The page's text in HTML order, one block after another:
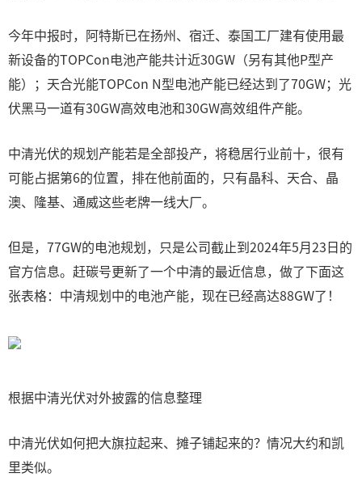
今年中报时，阿特斯已在扬州、宿迁、泰国工厂建有使用最
新设备的TOPCon电池产能共计近30GW（另有其他P型产
能）；天合光能TOPCon N型电池产能已经达到了70GW；光
伏黑马一道有30GW高效电池和30GW高效组件产能。
中清光伏的规划产能若是全部投产，将稳居行业前十，很有
可能占据第6的位置，排在他前面的，只有晶科、天合、晶
澳、隆基、通威这些老牌一线大厂。
但是，77GW的电池规划，只是公司截止到2024年5月23日的
官方信息。赶碳号更新了一个中清的最近信息，做了下面这
张表格：中清规划中的电池产能，现在已经高达88GW了！
根据中清光伏对外披露的信息整理
中清光伏如何把大旗拉起来、摊子铺起来的？情况大约和凯
里类似。